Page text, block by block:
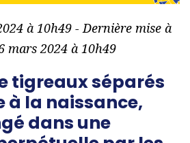
à 10h49 - Dernière mise à
mars 2024 à 10h49
tigreaux séparés
à la naissance,
dans une